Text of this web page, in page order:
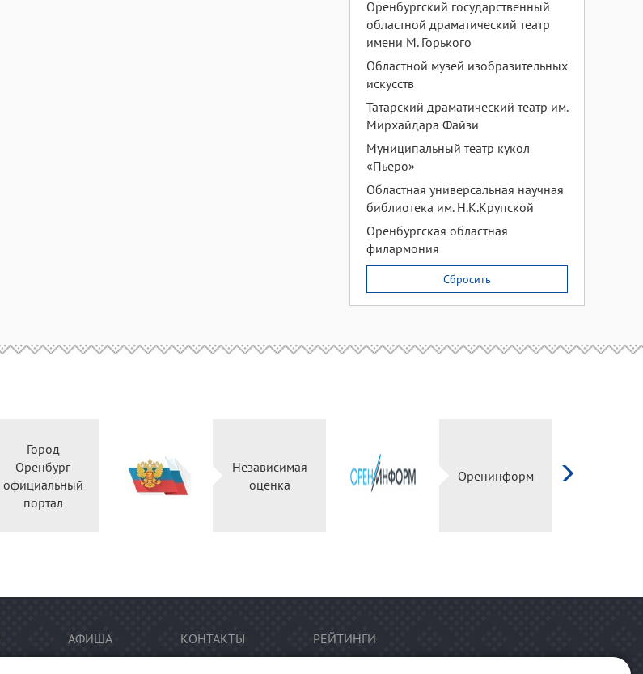
Оренбургский государственный
областной драматический театр
имени М. Горького
Областной музей изобразительных
искусств
Татарский драматический театр им.
Мирхайдара Файзи
Муниципальный театр кукол
«Пьеро»
Областная универсальная научная
библиотека им. Н.К.Крупской
Оренбургская областная
филармония
Сбросить
Город
Оренбург
официальный
портал
Независимая
оценка
Оренинформ
АФИША КОНТАКТЫ РЕЙТИНГИ